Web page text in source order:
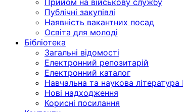
Прийом на військову службу
Публічні закупівлі
Наявність вакантних посад
Освіта для молоді
Бібліотека
Загальні відомості
Електронний репозитарій
Електронний каталог
Навчальна та наукова література
Нові надходження
Корисні посилання